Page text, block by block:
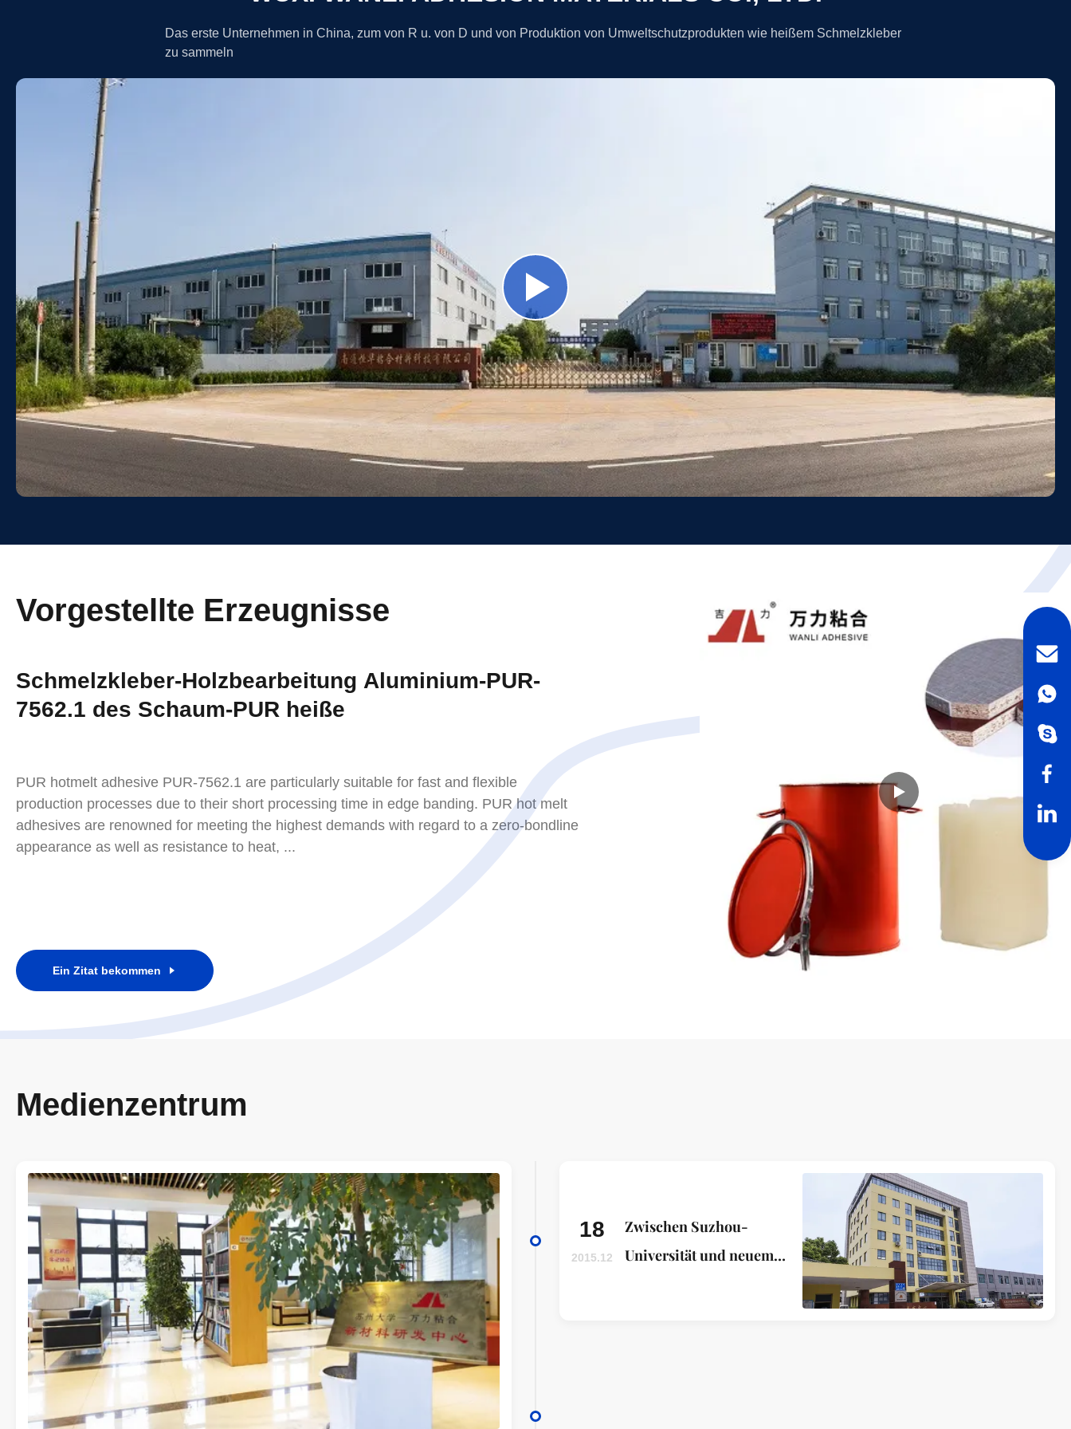
Das erste Unternehmen in China, zum von R u. von D und von Produktion von Umweltschutzprodukten wie heißem Schmelzkleber
zu sammeln
Vorgestellte Erzeugnisse
Schmelzkleber-Holzbearbeitung Aluminium-PUR-
7562.1 des Schaum-PUR heiße
PUR hotmelt adhesive PUR-7562.1 are particularly suitable for fast and flexible
production processes due to their short processing time in edge banding. PUR hot melt
adhesives are renowned for meeting the highest demands with regard to a zero-bondline
appearance as well as resistance to heat, ...
Ein Zitat bekommen
Medienzentrum
18
2015.12
Zwischen Suzhou-
Universität und neuem